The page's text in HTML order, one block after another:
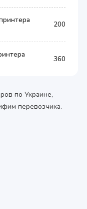
200
360
по Украине,
перевозчика.